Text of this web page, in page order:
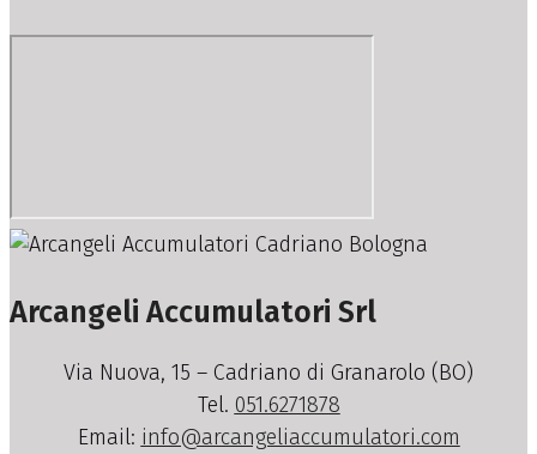
Arcangeli Accumulatori Srl
Via Nuova, 15 – Cadriano di Granarolo (BO)
Tel. 051.6271878
Email: info@arcangeliaccumulatori.com